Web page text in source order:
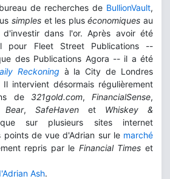
de recherches de BullionVault,
simples et les pluséconomiquesau
dans l'or. Après avoir été
pour Fleet Street Publications --
des Publications Agora -- il a été
Reckoning à la City de Londres
intervient désormais régulièrement
de 321gold.com,FinancialSense,
Bear, SafeHaven et Whiskey &
sur plusieurs sites internet
points de vue d'Adrian sur le marché
repris par le Financial Times et
Ash.